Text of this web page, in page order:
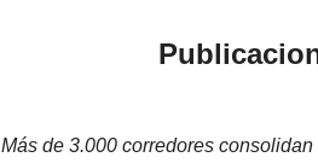
Más de 3.000 corredores consolidan